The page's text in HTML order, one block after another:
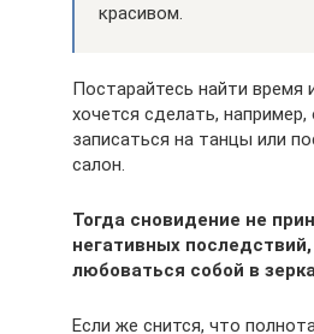
красивом.
Постарайтесь найти время
хочется сделать,
записаться на танцы или
салон.
Тогда сновидение не
негативных
любоваться собой в
Если же снится, что